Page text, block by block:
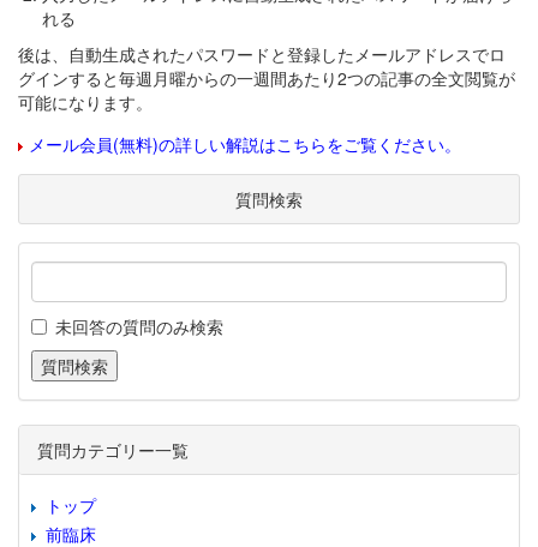
れる
後は、自動生成されたパスワードと登録したメールアドレスでロ
グインすると毎週月曜からの一週間あたり2つの記事の全文閲覧が
可能になります。
メール会員(無料)の詳しい解説はこちらをご覧ください。
質問検索
未回答の質問のみ検索
質問カテゴリー一覧
トップ
前臨床